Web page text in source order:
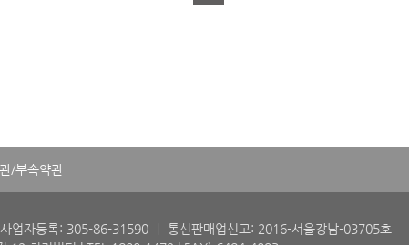
/부속약관
업자등록: 305-86-31590
ㅣ 통신판매업신고: 2016-서울강남-03705호